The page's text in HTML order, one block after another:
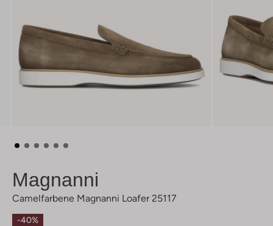
Magnanni
Camelfarbene Magnanni Loafer 25117
-40%